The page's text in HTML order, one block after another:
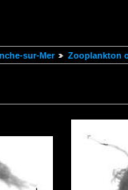
sur-Mer Zooplankton